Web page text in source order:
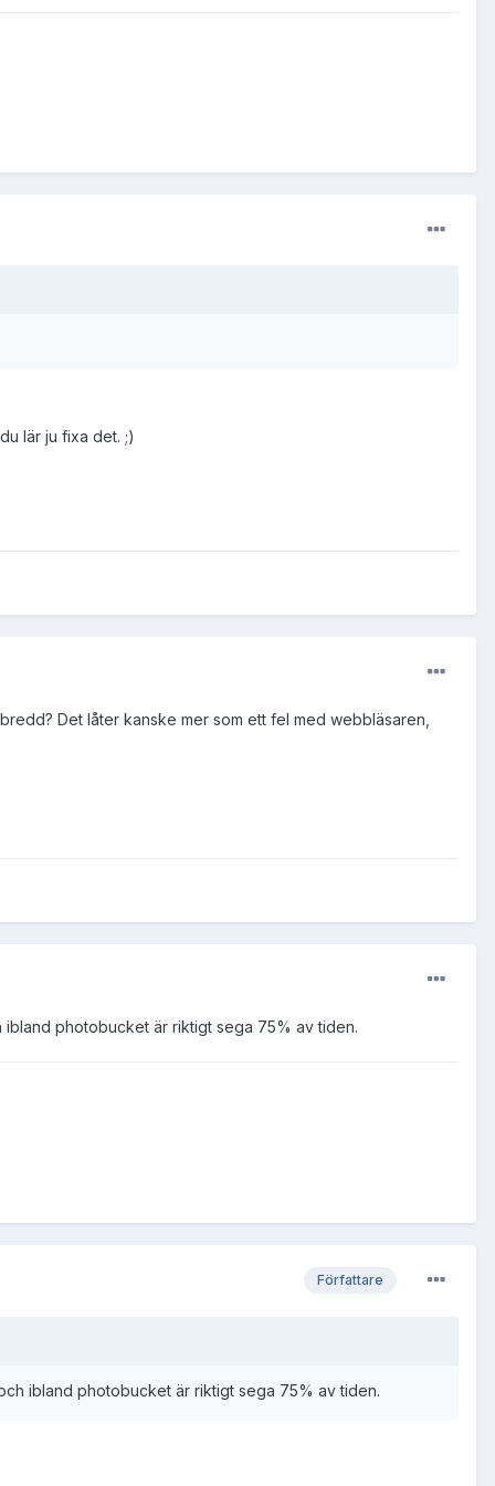
lär ju fixa det. ;)
Det låter kanske mer som ett fel med webbläsaren,
photobucket är riktigt sega 75% av tiden.
Författare
ibland photobucket är riktigt sega 75% av tiden.